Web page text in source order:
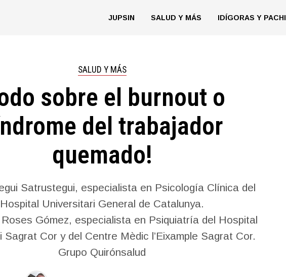
JUPSIN SALUD Y MÁS IDÍGORAS Y PACHI
SALUD Y MÁS
sobre el burnout o
del trabajador
quemado!
Satrustegui, especialista en Psicología Clínica del
Hospital Universitari General de Catalunya.
Gómez, especialista en Psiquiatría del Hospital
Sagrat Cor y del Centre Mèdic l’Eixample Sagrat Cor.
Grupo Quirónsalud